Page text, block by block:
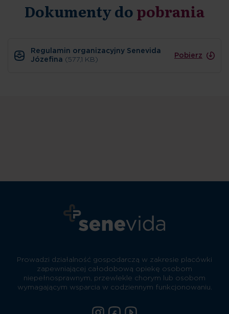
Dokumenty dopobrania
Regulamin organizacyjny Senevida
Józefina (577,1 KB)
Pobierz
Prowadzi działalność gospodarczą w zakresie placówki
zapewniającej całodobową opiekę osobom
niepełnosprawnym, przewlekle chorym lub osobom
wymagającym wsparcia w codziennym funkcjonowaniu.